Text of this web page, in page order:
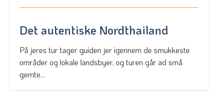
Det autentiske Nordthailand
På jeres tur tager guiden jer igennem de smukkeste
områder og lokale landsbyer, og turen går ad små
gemte...